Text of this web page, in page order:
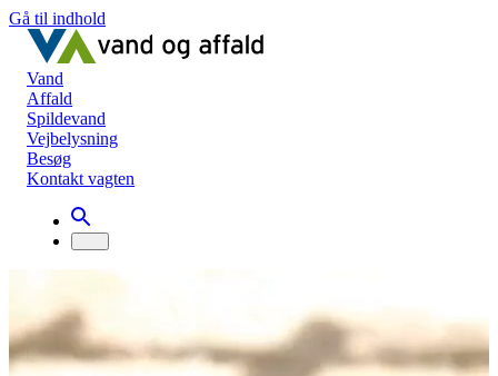
Gå til indhold
Vand
Affald
Spildevand
Vejbelysning
Besøg
Kontakt vagten